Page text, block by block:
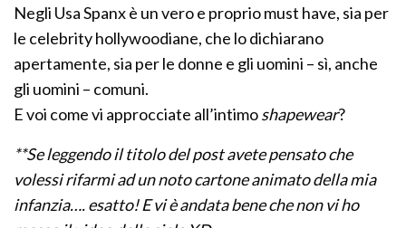
Negli Usa Spanx è un vero e proprio must have, sia per
le celebrity hollywoodiane, che lo dichiarano
apertamente, sia per le donne e gli uomini – sì, anche
gli uomini – comuni.
E voi come vi approcciate all’intimoshapewear?
**Se leggendo il titolo del post avete pensato che
volessi rifarmi ad un noto cartone animato della mia
infanzia…. esatto! E vi è andata bene che non vi ho